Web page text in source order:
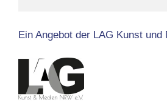
Ein Angebot der LAG Kunst und